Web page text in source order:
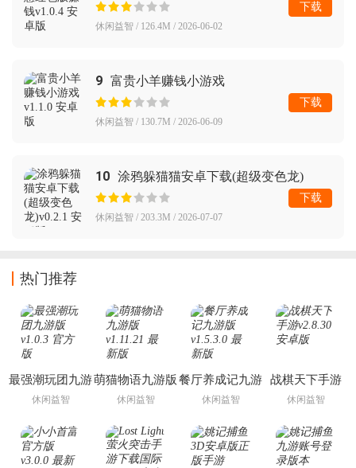
休闲益智 / 126.4M / 2026-06-02
下载
9 富贵小羊赚钱小游戏
休闲益智 / 130.7M / 2026-06-09
下载
10 涂鸦躲猫猫安卓下载(超级变色龙)
休闲益智 / 203.3M / 2026-07-07
下载
热门推荐
最强潮玩团九游
版
休闲益智
萌猫物语九游版
休闲益智
餐厅养成记九游
版
休闲益智
战棋天下手游
休闲益智